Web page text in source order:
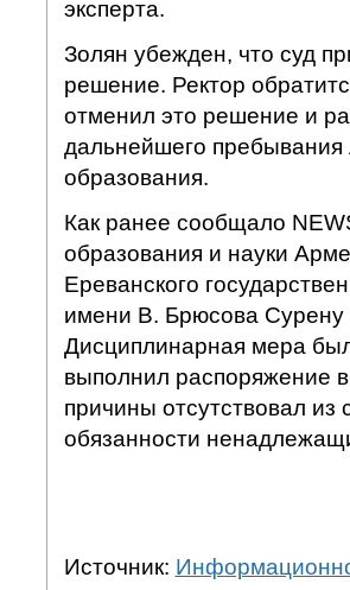
эксперта.
Золян убежден, что суд
решение. Ректор
отменил это решение и
дальнейшего
образования.
Как ранее сообщало
образования и науки
Ереванского
имени В. Брюсова Сурену
Дисциплинарная мера
выполнил распоряжение
причины отсутствовал
обязанности
Источник: